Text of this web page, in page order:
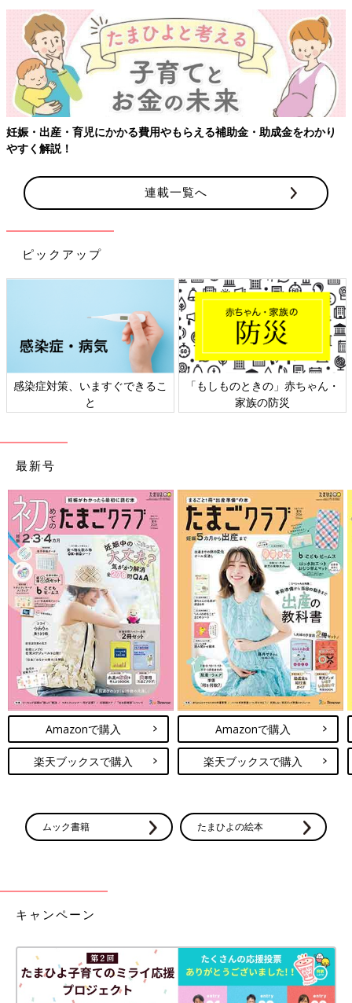
・出産・育児にかかる費用やもらえる補助金・助成金をわかり
く解説！
連載一覧へ
ピックアップ
感染症対策、いますぐできるこ
と
「もしものときの」赤ちゃん・
家族の防災
最新号
Amazonで購入
楽天ブックスで購入
Amazonで購入
楽天ブックスで購入
ムック書籍 たまひよの絵本
キャンペーン